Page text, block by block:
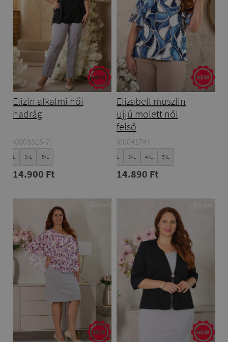
Elizin alkalmi női
nadrág
(0003325-7)
XXL 3XL
14.900 Ft
Elizabell muszlin
ujjú molett női
felső
(0004174)
XXL 3XL 4XL
14.890 Ft